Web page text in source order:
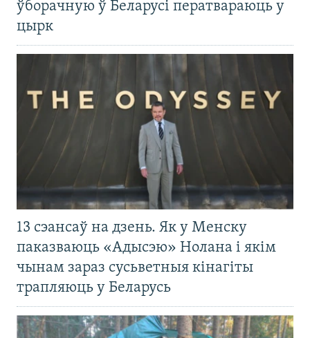
ўборачную ў Беларусі ператвараюць у
цырк
13 сэансаў на дзень. Як у Менску
паказваюць «Адысэю» Нолана і якім
чынам зараз сусьветныя кінагіты
трапляюць у Беларусь